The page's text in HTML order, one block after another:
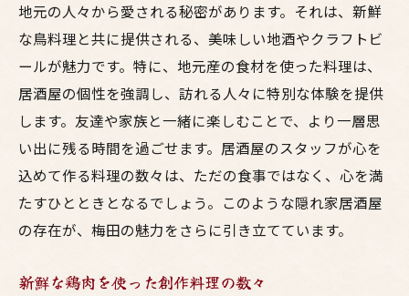
隠れ家的居酒屋で味わう美味い鳥料理と地酒の
ペアリング
鳥料理と地酒の絶妙なハーモニー
居酒屋でのペアリング体験のすすめ
地酒が引き立てる鳥料理の旨味
梅田東通り居酒屋でのペアリングの魅力
実際に試してほしいおすすめペアリング
居酒屋スタッフが教えるペアリングのコツ
夜
地元の人々から愛される秘密があります。それは、新鮮
な鳥料理と共に提供される、美味しい地酒やクラフトビ
ールが魅力です。特に、地元産の食材を使った料理は、
居酒屋の個性を強調し、訪れる人々に特別な体験を提供
します。友達や家族と一緒に楽しむことで、より一層思
い出に残る時間を過ごせます。居酒屋のスタッフが心を
込めて作る料理の数々は、ただの食事ではなく、心を満
たすひとときとなるでしょう。このような隠れ家居酒屋
の存在が、梅田の魅力をさらに引き立てています。
新鮮な鶏肉を使った創作料理の数々